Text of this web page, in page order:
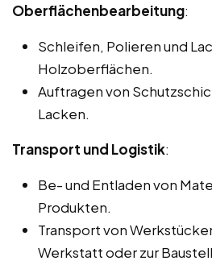
Oberflächenbearbeitung:
Schleifen, Polieren und
Holzoberflächen.
Auftragen von
Lacken.
Transport und Logistik:
Be- und Entladen von
Produkten.
Transport von
Werkstatt oder zur